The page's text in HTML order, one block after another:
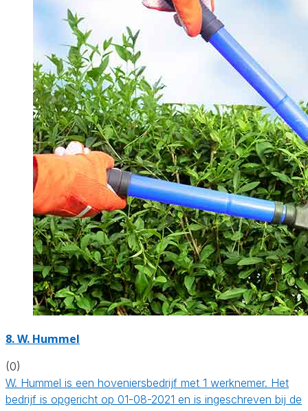
8.W. Hummel
(0)
W. Hummel is een hoveniersbedrijf met 1 werknemer. Het
bedrijf is opgericht op 01-08-2021 en is ingeschreven bij de